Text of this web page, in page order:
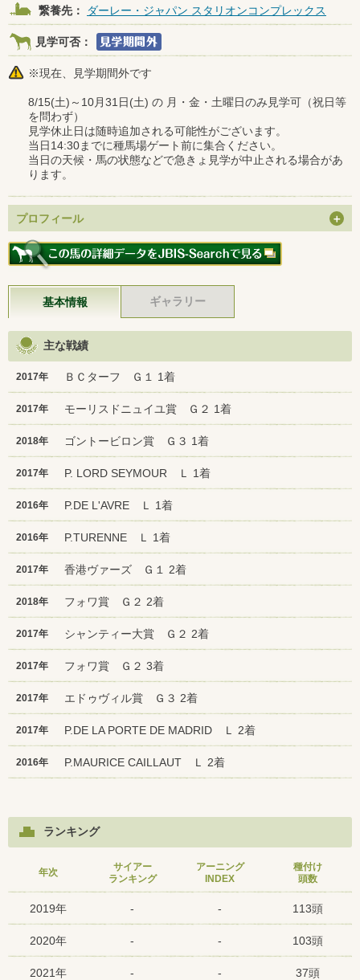
繋養先： ダーレー・ジャパン スタリオンコンプレックス
見学可否：
※現在、見学期間外です
8/15(土)～10月31日(土) の 月・金・土曜日のみ見学可（祝日等
を問わず）
見学休止日は随時追加される可能性がございます。
当日14:30までに種馬場ゲート前に集合ください。
当日の天候・馬の状態などで急きょ見学が中止される場合があ
ります。
プロフィール
基本情報 ギャラリー
主な戦績
2017年 ＢＣターフ Ｇ１ 1着
2017年 モーリスドニュイユ賞 Ｇ２ 1着
2018年 ゴントービロン賞 Ｇ３ 1着
2017年 P. LORD SEYMOUR Ｌ 1着
2016年 P.DE L'AVRE Ｌ 1着
2016年 P.TURENNE Ｌ 1着
2017年 香港ヴァーズ Ｇ１ 2着
2018年 フォワ賞 Ｇ２ 2着
2017年 シャンティー大賞 Ｇ２ 2着
2017年 フォワ賞 Ｇ２ 3着
2017年 エドゥヴィル賞 Ｇ３ 2着
2017年 P.DE LA PORTE DE MADRID Ｌ 2着
2016年 P.MAURICE CAILLAUT Ｌ 2着
ランキング
年次
サイアー
ランキング
アーニング
INDEX
種付け
頭数
2019年 - - 113頭
2020年 - - 103頭
2021年 - - 37頭